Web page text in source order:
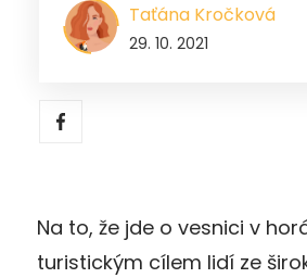
Taťána Kročková
29. 10. 2021
Na to, že jde o vesnici v
turistickým cílem lidí ze